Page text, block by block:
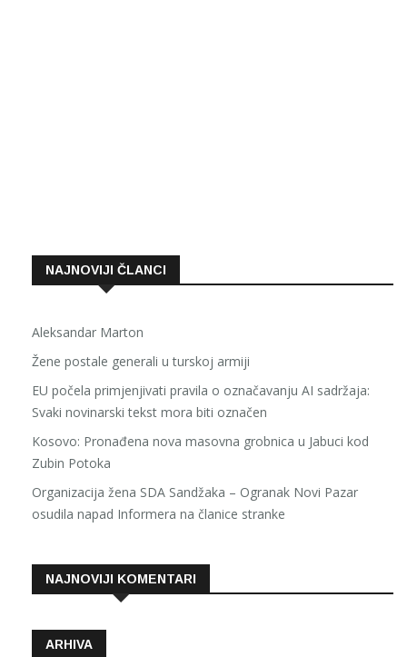
NAJNOVIJI ČLANCI
Aleksandar Marton
Žene postale generali u turskoj armiji
EU počela primjenjivati pravila o označavanju AI sadržaja:
Svaki novinarski tekst mora biti označen
Kosovo: Pronađena nova masovna grobnica u Jabuci kod
Zubin Potoka
Organizacija žena SDA Sandžaka – Ogranak Novi Pazar
osudila napad Informera na članice stranke
NAJNOVIJI KOMENTARI
ARHIVA